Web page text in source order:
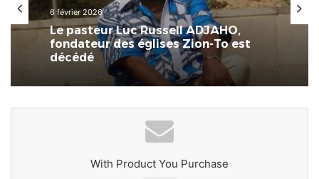
Nationale
6 février 2026
Le pasteur Luc Russell ADJAHO,
fondateur des églises Zion-To est
décédé
21 janvier 2026
LeCoupD’œil • Religion : Mal nommer
le Vodun, c’est encore le coloniser.
Plaidoyer pour une grammaire
médiatique responsable
With Product You Purchase